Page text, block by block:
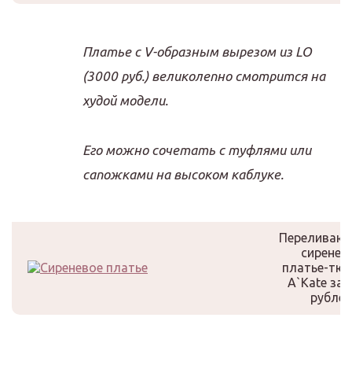
Платье с V-образным вырезом из LO
(3000 руб.) великолепно смотрится на
худой модели.
Его можно сочетать с туфлями или
сапожками на высоком каблуке.
платье-
A`Kate за
рублей